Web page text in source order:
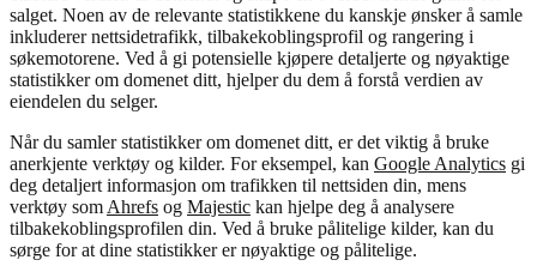
salget. Noen av de relevante statistikkene du kanskje ønsker å samle
inkluderer nettsidetrafikk, tilbakekoblingsprofil og rangering i
søkemotorene. Ved å gi potensielle kjøpere detaljerte og nøyaktige
statistikker om domenet ditt, hjelper du dem å forstå verdien av
eiendelen du selger.
Når du samler statistikker om domenet ditt, er det viktig å bruke
anerkjente verktøy og kilder. For eksempel, kan Google Analytics gi
deg detaljert informasjon om trafikken til nettsiden din, mens
verktøy som Ahrefs og Majestic kan hjelpe deg å analysere
tilbakekoblingsprofilen din. Ved å bruke pålitelige kilder, kan du
sørge for at dine statistikker er nøyaktige og pålitelige.